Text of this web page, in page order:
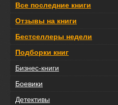
Все последние книги
Отзывы на книги
Бестселлеры недели
Подборки книг
Бизнес-книги
Боевики
Детективы